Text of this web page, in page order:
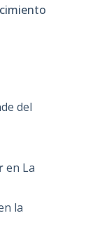
del
en La
la